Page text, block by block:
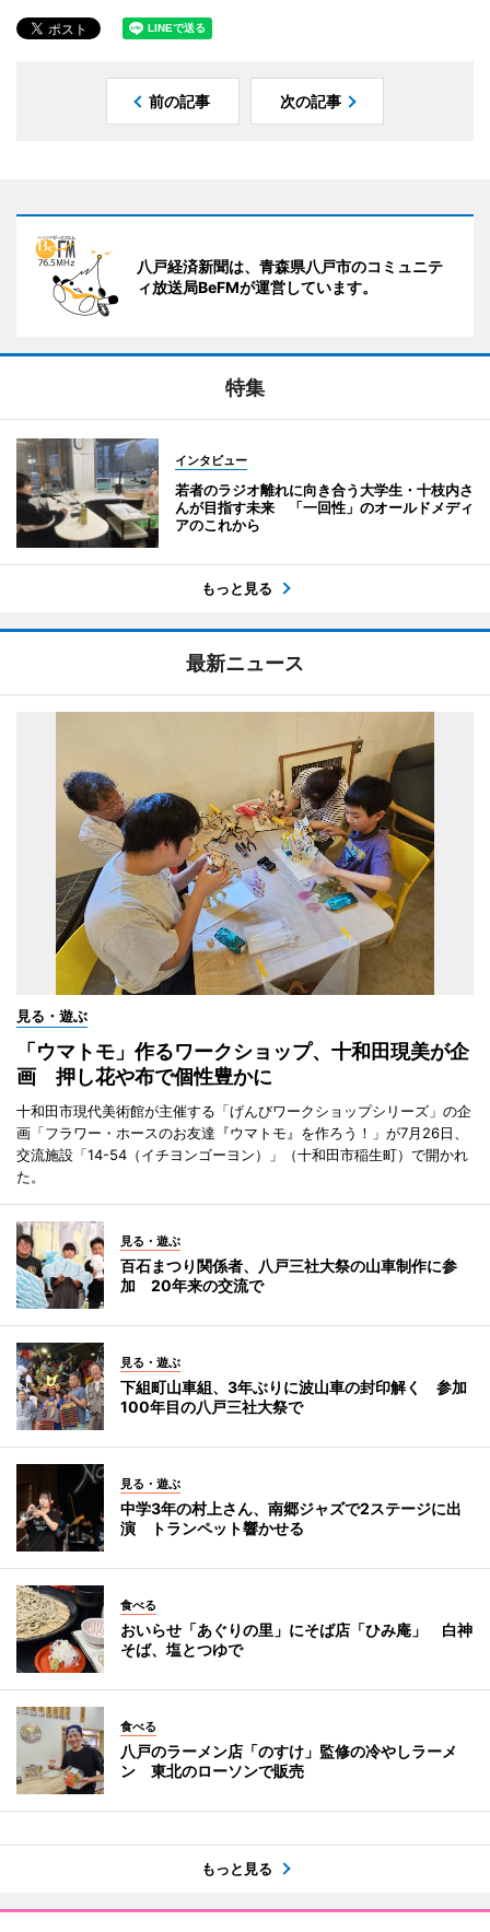
前の記事 次の記事
八戸経済新聞は、青森県八戸市のコミュニテ
ィ放送局BeFMが運営しています。
特集
インタビュー
若者のラジオ離れに向き合う大学生・十枝内さ
んが目指す未来 「一回性」のオールドメディ
アのこれから
もっと見る
最新ニュース
見る・遊ぶ
「ウマトモ」作るワークショップ、十和田現美が企
画 押し花や布で個性豊かに
十和田市現代美術館が主催する「げんびワークショップシリーズ」の企
画「フラワー・ホースのお友達『ウマトモ』を作ろう！」が7月26日、
交流施設「14-54（イチヨンゴーヨン）」（十和田市稲生町）で開かれ
た。
見る・遊ぶ
百石まつり関係者、八戸三社大祭の山車制作に参
加 20年来の交流で
見る・遊ぶ
下組町山車組、3年ぶりに波山車の封印解く 参加
100年目の八戸三社大祭で
見る・遊ぶ
中学3年の村上さん、南郷ジャズで2ステージに出
演 トランペット響かせる
食べる
おいらせ「あぐりの里」にそば店「ひみ庵」 白神
そば、塩とつゆで
食べる
八戸のラーメン店「のすけ」監修の冷やしラーメ
ン 東北のローソンで販売
もっと見る